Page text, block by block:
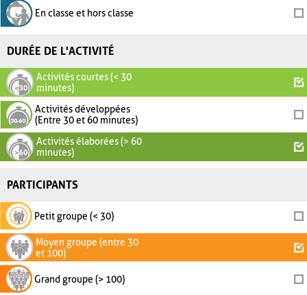
En classe et hors classe
DURÉE DE L'ACTIVITÉ
Activités courtes (< 30
minutes)
Activités développées
(Entre 30 et 60 minutes)
Activités élaborées (> 60
minutes)
PARTICIPANTS
Petit groupe (< 30)
Moyen groupe (entre 30
et 100)
Grand groupe (> 100)